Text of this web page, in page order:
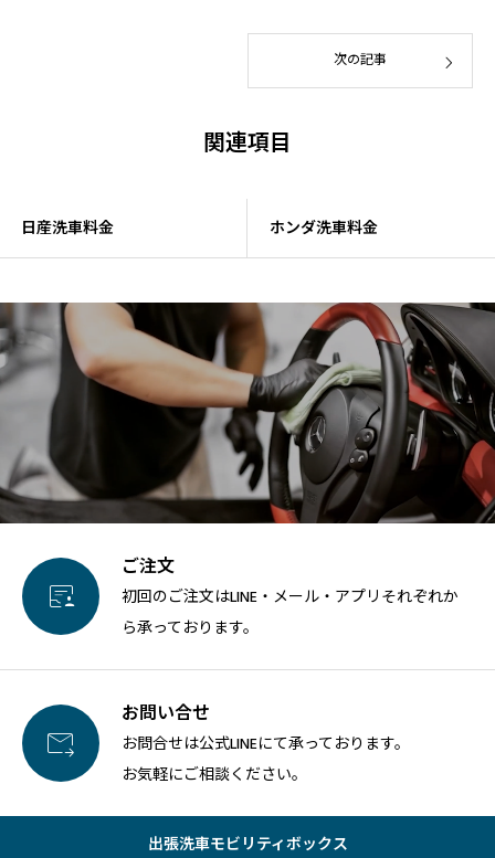
次の記事
関連項目
日産洗車料金 ホンダ洗車料金

ご注文
初回のご注文はLINE・メール・アプリそれぞれか
ら承っております。

お問い合せ
お問合せは公式LINEにて承っております。
お気軽にご相談ください。
出張洗車モビリティボックス